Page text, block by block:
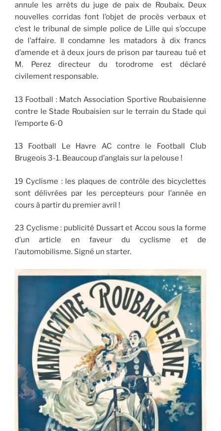
annule les arrêts du juge de paix de Roubaix. Deux
nouvelles corridas font l’objet de procès verbaux et
c’est le tribunal de simple police de Lille qui s’occupe
de l’affaire. Il condamne les matadors à dix francs
d’amende et à deux jours de prison par taureau tué et
M. Perez directeur du torodrome est déclaré
civilement responsable.
13 Football : Match Association Sportive Roubaisienne
contre le Stade Roubaisien sur le terrain du Stade qui
l’emporte 6-0
13 Football Le Havre AC contre le Football Club
Brugeois 3-1. Beaucoup d’anglais sur la pelouse !
19 Cyclisme : les plaques de contrôle des bicyclettes
sont délivrées par les percepteurs pour l’année en
cours à partir du premier avril !
23 Cyclisme : publicité Dussart et Accou sous la forme
d’un article en faveur du cyclisme et de
l’automobilisme. Signé un starter.